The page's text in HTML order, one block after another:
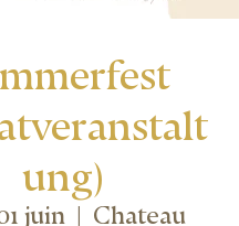
ung)
juin
  |
Chateau